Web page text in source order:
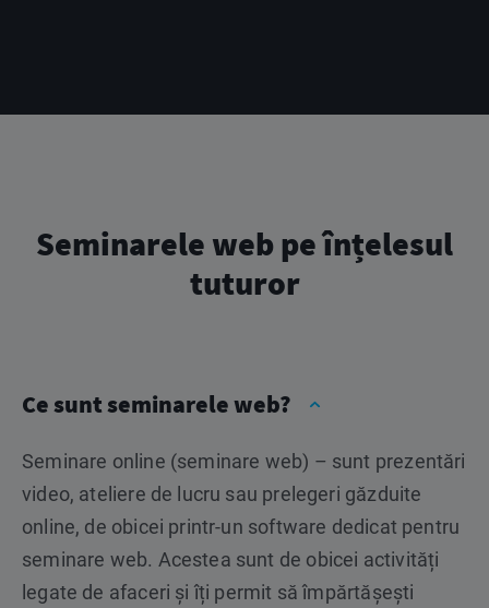
Seminarele web pe înțelesul
tuturor
Ce sunt seminarele web?
Seminare online (seminare web) – sunt prezentări
video, ateliere de lucru sau prelegeri găzduite
online, de obicei printr-un software dedicat pentru
seminare web. Acestea sunt de obicei activități
legate de afaceri și îți permit să împărtășești